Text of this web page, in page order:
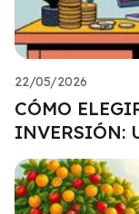
22/05/2026
CÓMO
INVERSIÓN: